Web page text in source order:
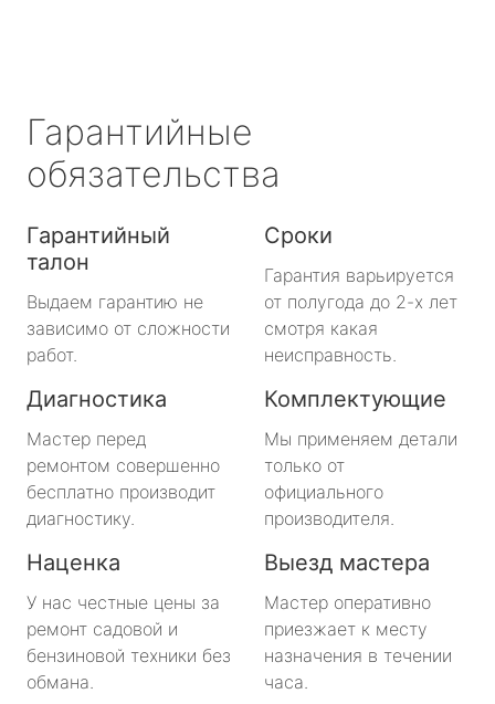
Гарантийные
обязательства
Гарантийный
талон
Выдаем гарантию не
зависимо от сложности
работ.
Сроки
Гарантия варьируется
от полугода до 2-х лет
смотря какая
неисправность.
Диагностика
Мастер перед
ремонтом совершенно
бесплатно производит
диагностику.
Комплектующие
Мы применяем детали
только от
официального
производителя.
Наценка
У нас честные цены за
ремонт садовой и
бензиновой техники без
обмана.
Выезд мастера
Мастер оперативно
приезжает к месту
назначения в течении
часа.